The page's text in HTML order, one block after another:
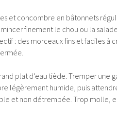
et concombre en bâtonnets
finement le chou ou la
: des morceaux fins et faciles
plat d’eau tiède. Tremper une
légèrement humide, puis
et non détrempée. Trop molle,